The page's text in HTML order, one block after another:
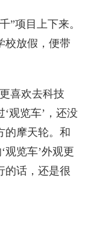
”项目上下来。
校放假，便带
喜欢去科技
观览车’，还没
的摩天轮。和
观览车’外观更
的话，还是很